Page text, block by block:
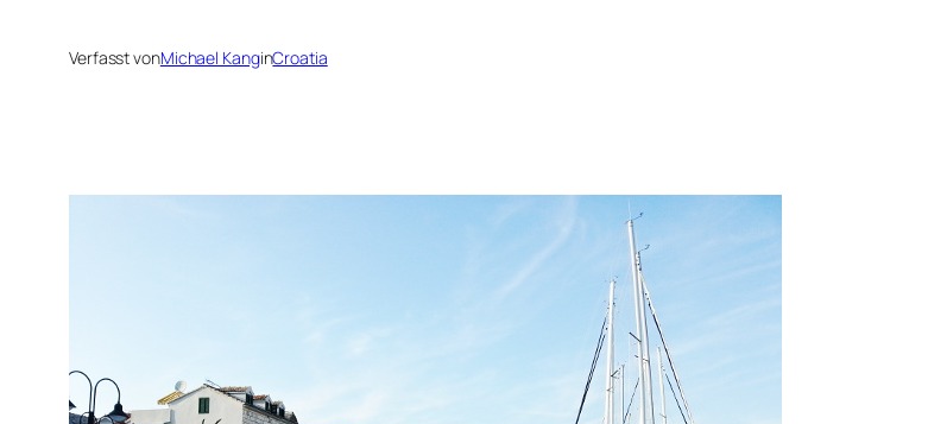
Verfasst vonMichael KanginCroatia